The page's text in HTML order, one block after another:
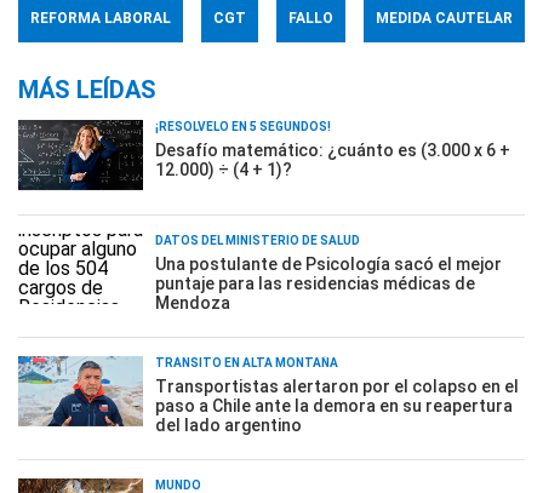
REFORMA LABORAL CGT FALLO MEDIDA CAUTELAR
MÁS LEÍDAS
¡RESOLVELO EN 5 SEGUNDOS!
Desafío matemático: ¿cuánto es (3.000 x 6 +
12.000) ÷ (4 + 1)?
DATOS DEL MINISTERIO DE SALUD
Una postulante de Psicología sacó el mejor
puntaje para las residencias médicas de
Mendoza
TRÁNSITO EN ALTA MONTAÑA
Transportistas alertaron por el colapso en el
paso a Chile ante la demora en su reapertura
del lado argentino
MUNDO